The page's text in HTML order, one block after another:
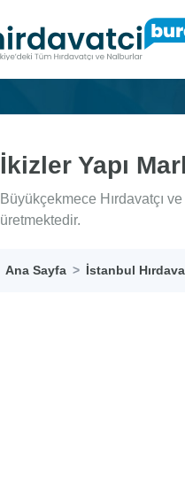
İkizler Yapı
Büyükçekmece Hırdavatçı
üretmektedir.
Ana Sayfa İstanbul